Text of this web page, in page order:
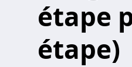
étape
étape)